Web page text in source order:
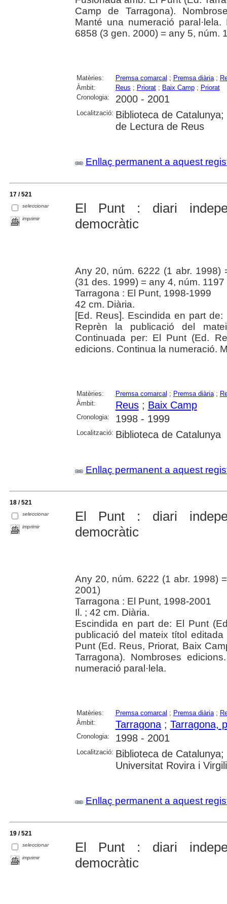
Camp de Tarragona).
Manté una numeració
6858 (3 gen. 2000) = any 5, núm.
Matèries: Premsa comarcal ; Premsa diària;
Àmbit:
Reus ; Priorat; Baix Camp; Priorat
Cronologia:
2000 - 2001
Localització: Biblioteca de
de Lectura de Reus
Enllaç permanent a aquest
17 / 521
seleccionar
imprimir
El Punt : diari
democràtic
Any 20, núm. 6222 (1 abr. 1998)
(31 des. 1999) = any 4, núm. 1197
Tarragona : El Punt, 1998-1999
42 cm. Diària.
[Ed. Reus]. Escindida en part
Reprèn la publicació del
Continuada per: El Punt (Ed.
edicions. Continua la numeració.
Matèries: Premsa comarcal ; Premsa diària;
Àmbit:
Reus; Baix Camp
Cronologia: 1998 - 1999
Localització: Biblioteca de Catalunya
Enllaç permanent a aquest
18 / 521
seleccionar
imprimir
El Punt : diari
democràtic
Any 20, núm. 6222 (1 abr. 1998)
2001)
Tarragona : El Punt, 1998-2001
Il. ; 42 cm. Diària.
Escindida en part de: El Punt
publicació del mateix títol
Punt (Ed. Reus, Priorat, Baix
Tarragona). Nombroses
numeració paral·lela.
Matèries: Premsa comarcal ; Premsa diària;
Àmbit:
Tarragona; Tarragona,
Cronologia: 1998 - 2001
Localització: Biblioteca de
Universitat Rovira i Virgili
Enllaç permanent a aquest
19 / 521
seleccionar
imprimir
El Punt : diari
democràtic